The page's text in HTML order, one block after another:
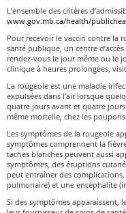
L’ensemble des critères
www.gov.mb.ca/health/
Pour recevoir le vaccin contre la
santé publique, un centre
rendez-vous le jour même ou le
clinique à heures prolongées,
La rougeole est une maladie
expulsées dans l’air lorsque
quatre jours avant et quatre
même mortelle, chez les
Les symptômes de la rougeole
symptômes comprennent la
taches blanches peuvent aussi
symptômes, des éruptions
peut entraîner des
pulmonaire) et une encéphalite
Si des symptômes apparaissent,